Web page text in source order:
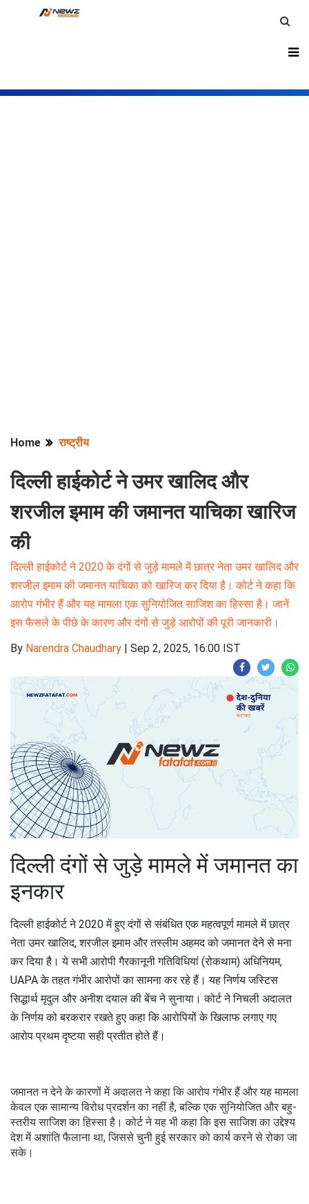
Home राष्ट्रीय
दिल्ली हाईकोर्ट ने उमर खालिद और
शरजील इमाम की जमानत याचिका खारिज
की
दिल्ली हाईकोर्ट ने 2020 के दंगों से जुड़े मामले में छात्र नेता उमर खालिद और
शरजील इमाम की जमानत याचिका को खारिज कर दिया है। कोर्ट ने कहा कि
आरोप गंभीर हैं और यह मामला एक सुनियोजित साजिश का हिस्सा है। जानें
इस फैसले के पीछे के कारण और दंगों से जुड़े आरोपों की पूरी जानकारी।
By Narendra Chaudhary | Sep 2, 2025, 16:00 IST
दिल्ली दंगों से जुड़े मामले में जमानत का
इनकार
दिल्ली हाईकोर्ट ने 2020 में हुए दंगों से संबंधित एक महत्वपूर्ण मामले में छात्र
नेता उमर खालिद, शरजील इमाम और तस्लीम अहमद को जमानत देने से मना
कर दिया है। ये सभी आरोपी गैरकानूनी गतिविधियां (रोकथाम) अधिनियम,
UAPA के तहत गंभीर आरोपों का सामना कर रहे हैं। यह निर्णय जस्टिस
सिद्धार्थ मृदुल और अनीश दयाल की बेंच ने सुनाया। कोर्ट ने निचली अदालत
के निर्णय को बरकरार रखते हुए कहा कि आरोपियों के खिलाफ लगाए गए
आरोप प्रथम दृष्टया सही प्रतीत होते हैं।
जमानत न देने के कारणों में अदालत ने कहा कि आरोप गंभीर हैं और यह मामला
केवल एक सामान्य विरोध प्रदर्शन का नहीं है, बल्कि एक सुनियोजित और बहु-
स्तरीय साजिश का हिस्सा है। कोर्ट ने यह भी कहा कि इस साजिश का उद्देश्य
देश में अशांति फैलाना था, जिससे चुनी हुई सरकार को कार्य करने से रोका जा
सके।